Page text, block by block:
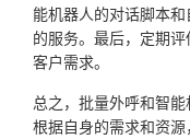
能机器人的对话脚本
的服务。最后，定期
客户需求。
总之，批量外呼和智
根据自身的需求和资